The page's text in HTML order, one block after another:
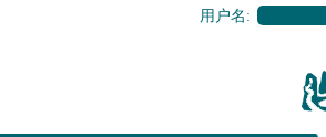
用户名: